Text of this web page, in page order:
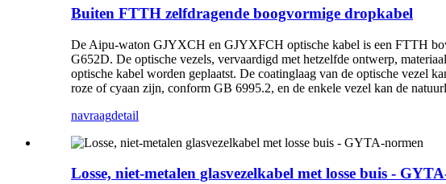
Buiten FTTH zelfdragende boogvormige dropkabel
De Aipu-waton GJYXCH en GJYXFCH optische kabel is een FTTH
G652D. De optische vezels, vervaardigd met hetzelfde ontwerp,
optische kabel worden geplaatst. De coatinglaag van de optische vezel
roze of cyaan zijn, conform GB 6995.2, en de enkele vezel kan de
navraagdetail
Losse, niet-metalen glasvezelkabel met losse buis -